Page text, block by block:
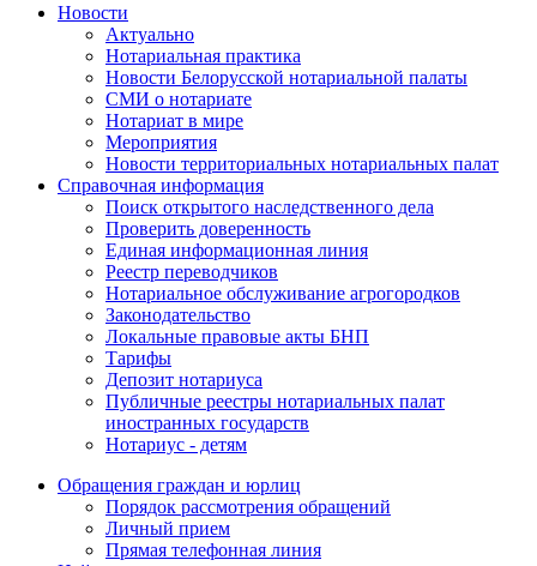
Новости
Актуально
Нотариальная практика
Новости Белорусской нотариальной палаты
СМИ о нотариате
Нотариат в мире
Мероприятия
Новости территориальных нотариальных палат
Справочная информация
Поиск открытого наследственного дела
Проверить доверенность
Единая информационная линия
Реестр переводчиков
Нотариальное обслуживание агрогородков
Законодательство
Локальные правовые акты БНП
Тарифы
Депозит нотариуса
Публичные реестры нотариальных палат
иностранных государств
Нотариус - детям
Обращения граждан и юрлиц
Порядок рассмотрения обращений
Личный прием
Прямая телефонная линия